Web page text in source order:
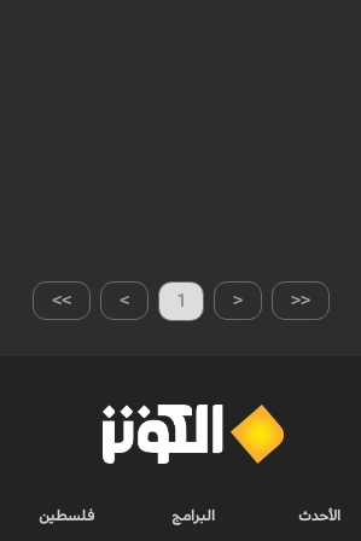
>> > 1 < <<
الأحدث البرامج فلسطين